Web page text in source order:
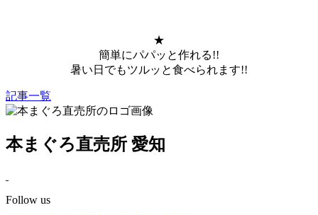
★
簡単にパパッと作れる!!
暑い日でもツルッと食べられます!!
記事一覧
本まぐろ直売所 愛知
Follow us